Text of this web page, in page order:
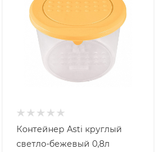
Контейнер Asti круглый
светло-бежевый 0,8л